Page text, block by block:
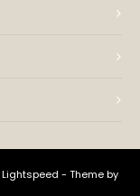
Lightspeed - Theme by